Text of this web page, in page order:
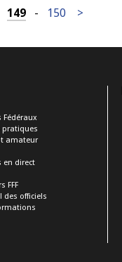
149 - 150 >
Fédéraux
pratiques
amateur
en direct
FFF
des officiels